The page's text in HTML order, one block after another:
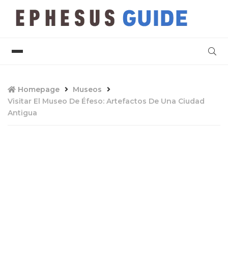
Homepage
Museos
Visitar El Museo De Éfeso: Artefactos De Una Ciudad
Antigua